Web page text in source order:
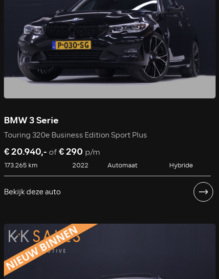
BMW 3 Serie
Touring 320e Business Edition Sport Plus
€ 20.940,- of€ 290 p/m
173.265 km 2022 Automaat Hybride
Bekijk deze auto